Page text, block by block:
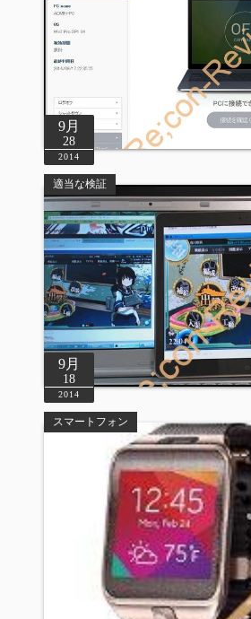
9月
28
2014
適当な検証
9月
18
2014
スマートフォン